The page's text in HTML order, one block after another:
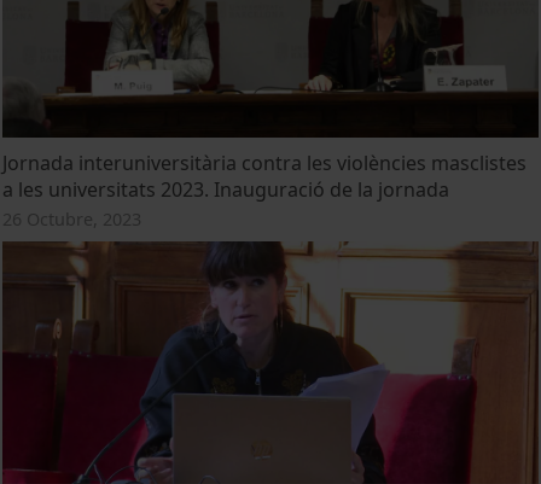
Jornada interuniversitària contra les violències masclistes
a les universitats 2023. Inauguració de la jornada
26 Octubre, 2023